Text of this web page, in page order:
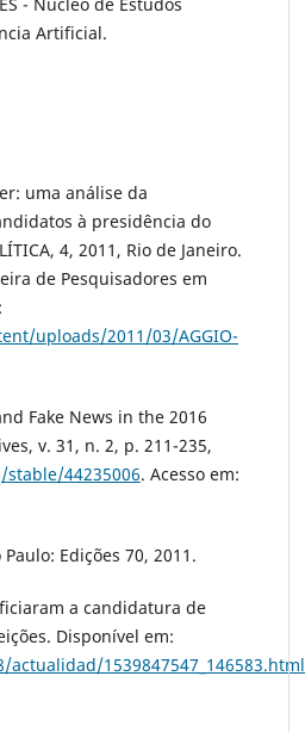
Artificial.
uma análise da
à presidência do
4, 2011, Rio de Janeiro.
de Pesquisadores em
uploads/2011/03/AGGIO-
Fake News in the 2016
v. 31, n. 2, p. 211-235,
44235006. Acesso em:
Edições 70, 2011.
a candidatura de
Disponível em:
1539847547_146583.html